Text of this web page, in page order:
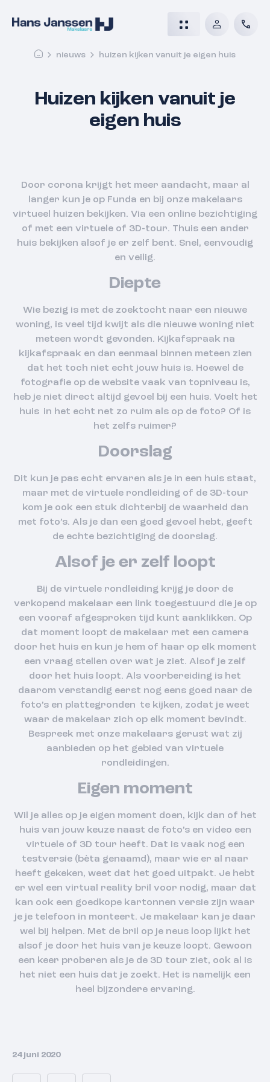
nieuws huizen kijken vanuit je eigen huis
Huizen kijken vanuit je
eigen huis
Door corona krijgt het meer aandacht, maar al
langer kun je op Funda en bij onze makelaars
virtueel huizen bekijken. Via een online bezichtiging
of met een virtuele of 3D-tour. Thuis een ander
huis bekijken alsof je er zelf bent. Snel, eenvoudig
en veilig.
Diepte
Wie bezig is met de zoektocht naar een nieuwe
woning, is veel tijd kwijt als die nieuwe woning niet
meteen wordt gevonden. Kijkafspraak na
kijkafspraak en dan eenmaal binnen meteen zien
dat het toch niet echt jouw huis is. Hoewel de
fotografie op de website vaak van topniveau is,
heb je niet direct altijd gevoel bij een huis. Voelt het
huis in het echt net zo ruim als op de foto? Of is
het zelfs ruimer?
Doorslag
Dit kun je pas echt ervaren als je in een huis staat,
maar met de virtuele rondleiding of de 3D-tour
kom je ook een stuk dichterbij de waarheid dan
met foto’s. Als je dan een goed gevoel hebt, geeft
de echte bezichtiging de doorslag.
Alsof je er zelf loopt
Bij de virtuele rondleiding krijg je door de
verkopend makelaar een link toegestuurd die je op
een vooraf afgesproken tijd kunt aanklikken. Op
dat moment loopt de makelaar met een camera
door het huis en kun je hem of haar op elk moment
een vraag stellen over wat je ziet. Alsof je zelf
door het huis loopt. Als voorbereiding is het
daarom verstandig eerst nog eens goed naar de
foto’s en plattegronden te kijken, zodat je weet
waar de makelaar zich op elk moment bevindt.
Bespreek met onze makelaars gerust wat zij
aanbieden op het gebied van virtuele
rondleidingen.
Eigen moment
Wil je alles op je eigen moment doen, kijk dan of het
huis van jouw keuze naast de foto’s en video een
virtuele of 3D tour heeft. Dat is vaak nog een
testversie (bèta genaamd), maar wie er al naar
heeft gekeken, weet dat het goed uitpakt. Je hebt
er wel een virtual reality bril voor nodig, maar dat
kan ook een goedkope kartonnen versie zijn waar
je je telefoon in monteert. Je makelaar kan je daar
wel bij helpen. Met de bril op je neus loop lijkt het
alsof je door het huis van je keuze loopt. Gewoon
een keer proberen als je de 3D tour ziet, ook al is
het niet een huis dat je zoekt. Het is namelijk een
heel bijzondere ervaring.
24 juni 2020